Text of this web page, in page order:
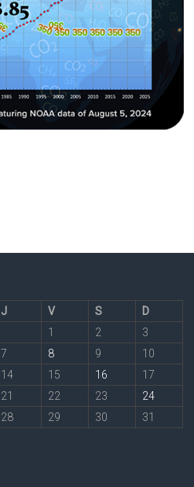
J V S
D
1
2
3
7 8 9
10
14 15 16
17
21 22 23
24
28 29 30 31